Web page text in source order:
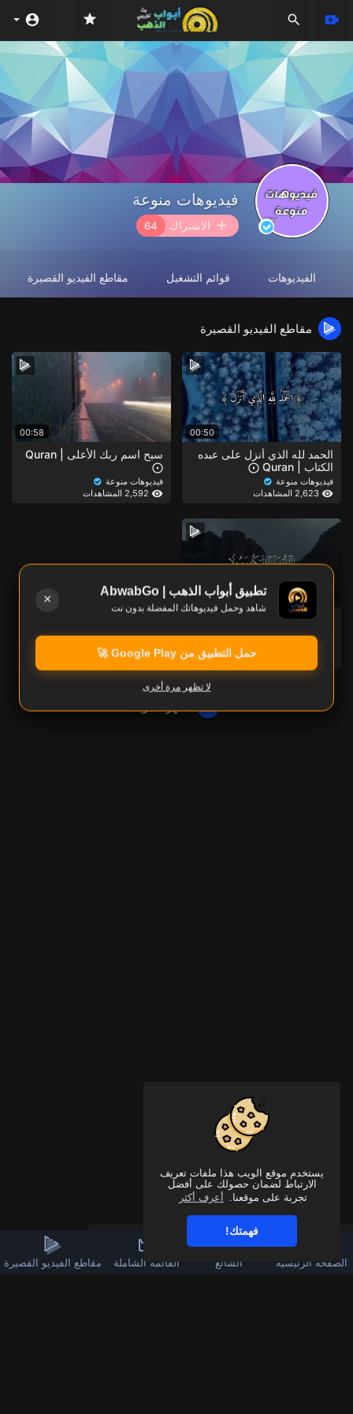
يستخدم موقع الويب هذا ملفات تعريف
الارتباط لضمان حصولك على أفضل
تجربة على موقعنا.
أعرف أكثر
فهمتك!
فيديوهات منوعة
الاشتراك 64
الفيديوهات قوائم التشغيل مقاطع الفيديو القصيرة
مقاطع الفيديو القصيرة
00:50
الحمد لله الذي أنزل على عبده
الكتاب | Quran ⨀
فيديوهات منوعة
00:58
سبح اسم ربك الأعلى | Quran
⨀
فيديوهات منوعة
1:00
ورتل القرآن | Quran ⨀
الصفحة الرئيسية الشائع القائمة الشاملة مقاطع الفيديو القصيرة
تطبيق أبواب الذهب | AbwabGo
شاهد وحمل فيديوهاتك المفضلة بدون نت
×
حمل التطبيق من Google Play 🚀
لا تظهر مرة أخرى